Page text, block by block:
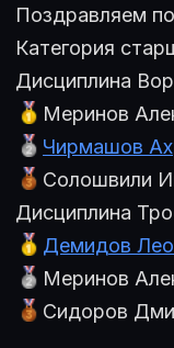
Поздравляем
Категория
Дисциплина
Меринов
Чирмашов
Солошвили
Дисциплина
Демидов
Меринов
Сидоров